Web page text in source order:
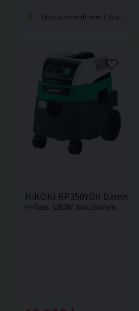
Skickas normalt inom 1-3 dagar
HiKOKI RP350YDH
H-Klass. 1200W. Industridammsugare med kapacitet på 25 liter torr smuts och 22 liter våt smuts.